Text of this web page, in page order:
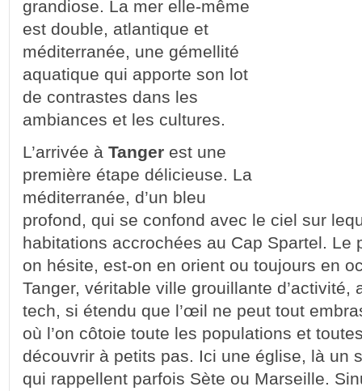
grandiose. La mer elle-même
est double, atlantique et
méditerranée, une gémellité
aquatique qui apporte son lot
de contrastes dans les
ambiances et les cultures.
L’arrivée à Tanger est une
première étape délicieuse. La
méditerranée, d’un bleu
profond, qui se confond avec le ciel sur
habitations accrochées au Cap Spartel. Le
on hésite, est-on en orient ou toujours en
Tanger, véritable ville grouillante d’activité,
tech, si étendu que l’œil ne peut tout
où l’on côtoie toute les populations et
découvrir à petits pas. Ici une église, là un
qui rappellent parfois Sète ou Marseille.